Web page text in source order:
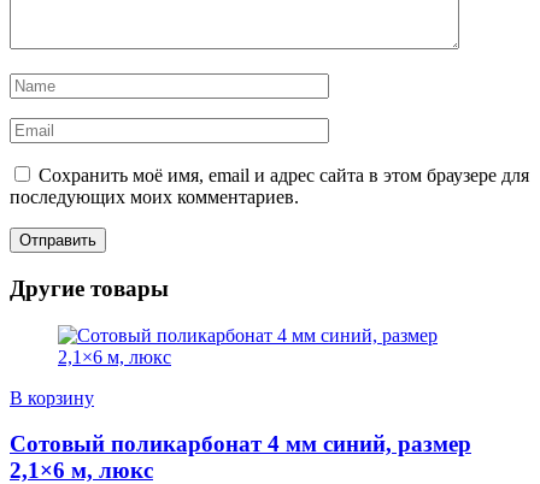
Сохранить моё имя, email и адрес сайта в этом браузере для
последующих моих комментариев.
Другие товары
В корзину
Сотовый поликарбонат 4 мм синий, размер
2,1×6 м, люкс